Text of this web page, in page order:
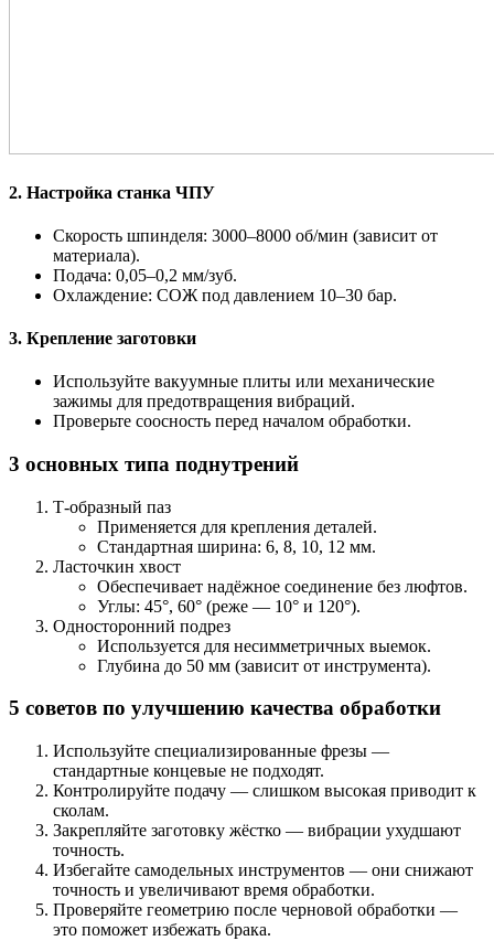
2. Настройка станка ЧПУ
Скорость шпинделя: 3000–8000 об/мин (зависит от
материала).
Подача: 0,05–0,2 мм/зуб.
Охлаждение: СОЖ под давлением 10–30 бар.
3. Крепление заготовки
Используйте вакуумные плиты или механические
зажимы для предотвращения вибраций.
Проверьте соосность перед началом обработки.
3 основных типа поднутрений
Т-образный паз
Применяется для крепления деталей.
Стандартная ширина: 6, 8, 10, 12 мм.
Ласточкин хвост
Обеспечивает надёжное соединение без люфтов.
Углы: 45°, 60° (реже — 10° и 120°).
Односторонний подрез
Используется для несимметричных выемок.
Глубина до 50 мм (зависит от инструмента).
5 советов по улучшению качества обработки
Используйте специализированные фрезы —
стандартные концевые не подходят.
Контролируйте подачу — слишком высокая приводит к
сколам.
Закрепляйте заготовку жёстко — вибрации ухудшают
точность.
Избегайте самодельных инструментов — они снижают
точность и увеличивают время обработки.
Проверяйте геометрию после черновой обработки —
это поможет избежать брака.